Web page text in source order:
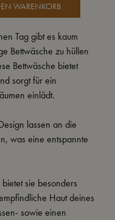
WARENKORB
Tag gibt es kaum
Bettwäsche zu hüllen
Bettwäsche bietet
sorgt für ein
einlädt.
lassen an die
was eine entspannte
sie besonders
Haut deines
sowie einen